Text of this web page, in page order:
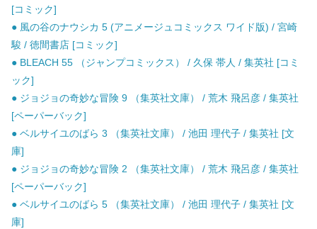
[コミック]
● 風の谷のナウシカ 5 (アニメージュコミックス ワイド版) / 宮崎
駿 / 徳間書店 [コミック]
● BLEACH 55 （ジャンプコミックス） / 久保 帯人 / 集英社 [コミ
ック]
● ジョジョの奇妙な冒険 9 （集英社文庫） / 荒木 飛呂彦 / 集英社
[ペーパーバック]
● ベルサイユのばら 3 （集英社文庫） / 池田 理代子 / 集英社 [文
庫]
● ジョジョの奇妙な冒険 2 （集英社文庫） / 荒木 飛呂彦 / 集英社
[ペーパーバック]
● ベルサイユのばら 5 （集英社文庫） / 池田 理代子 / 集英社 [文
庫]